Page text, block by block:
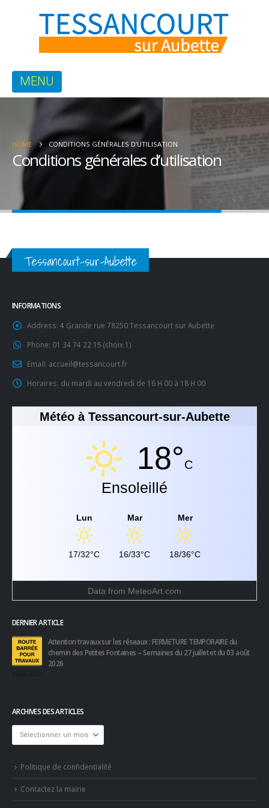
HOME CONDITIONS GÉNÉRALES D’UTILISATION
Conditions générales d’utilisation
Tessancourt-sur-Aubette
INFORMATIONS
Address: 4 Grande rue 78250 Tessancourt sur Aubette
Phone: 01 34 74 22 15 (choix 1)
Email: accueil@tessancourt.fr
Horaires: du mardi au vendredi de 16 H 00 à 18 H 00
Météo à Tessancourt-sur-Aubette
18°C
Ensoleillé
Lun
17/32°C
Mar
16/33°C
Mer
18/36°C
Data from MeteoArt.com
DERNIER ARTICLE
Attention travaux sur les réseaux : FERMETURE TEMPORAIRE du
chemin des Petites Fontaines – Semaines du 27 juillet et du 03 août
2026
ARCHIVES DES ARTICLES
Archives
des
Politique de confidentialité
Contactez la mairie